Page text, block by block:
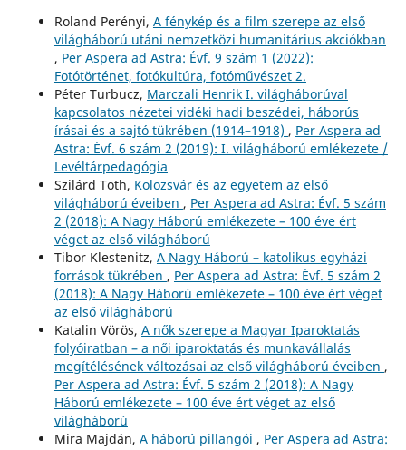
Roland Perényi, A fénykép és a film szerepe az első
világháború utáni nemzetközi humanitárius akciókban
, Per Aspera ad Astra: Évf. 9 szám 1 (2022):
Fotótörténet, fotókultúra, fotóművészet 2.
Péter Turbucz, Marczali Henrik I. világháborúval
kapcsolatos nézetei vidéki hadi beszédei, háborús
írásai és a sajtó tükrében (1914–1918) , Per Aspera ad
Astra: Évf. 6 szám 2 (2019): I. világháború emlékezete /
Levéltárpedagógia
Szilárd Toth, Kolozsvár és az egyetem az első
világháború éveiben , Per Aspera ad Astra: Évf. 5 szám
2 (2018): A Nagy Háború emlékezete – 100 éve ért
véget az első világháború
Tibor Klestenitz, A Nagy Háború – katolikus egyházi
források tükrében , Per Aspera ad Astra: Évf. 5 szám 2
(2018): A Nagy Háború emlékezete – 100 éve ért véget
az első világháború
Katalin Vörös, A nők szerepe a Magyar Iparoktatás
folyóiratban – a női iparoktatás és munkavállalás
megítélésének változásai az első világháború éveiben ,
Per Aspera ad Astra: Évf. 5 szám 2 (2018): A Nagy
Háború emlékezete – 100 éve ért véget az első
világháború
Mira Majdán, A háború pillangói , Per Aspera ad Astra: